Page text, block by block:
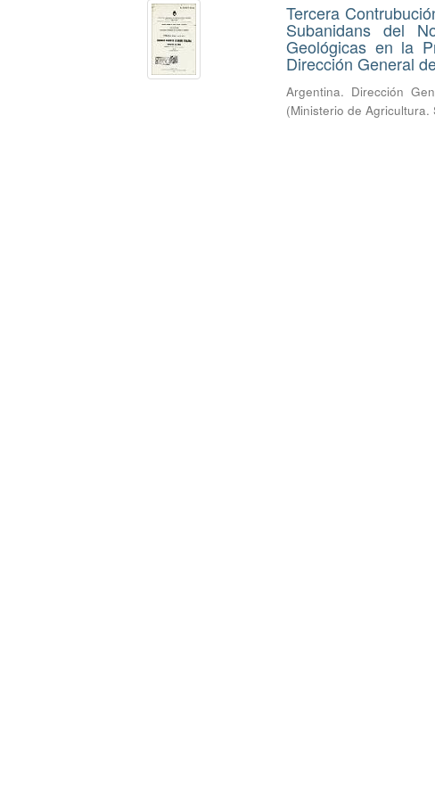
Tercera
Subanidans del
Geológicas en la
Dirección General
Argentina. Dirección
(Ministerio de